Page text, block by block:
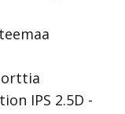
IPS 2.5D -